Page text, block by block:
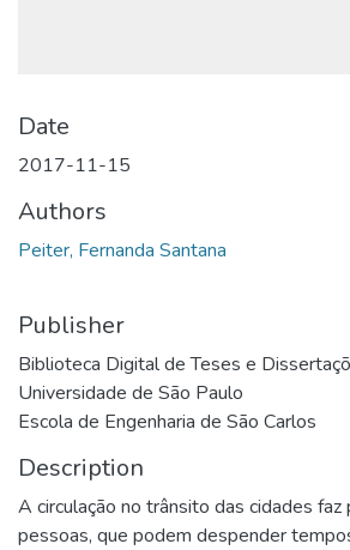
Date
2017-11-15
Authors
Peiter, Fernanda Santana
Publisher
Biblioteca Digital de Teses e
Universidade de São Paulo
Escola de Engenharia de São Carlos
Description
A circulação no trânsito das cidades
pessoas, que podem despender